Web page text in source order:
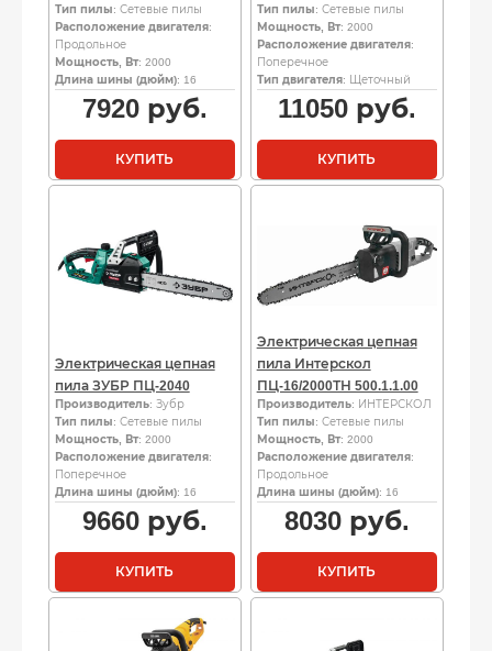
Тип пилы: Сетевые пилы
Расположение двигателя:
Продольное
Мощность, Вт: 2000
Длина шины (дюйм): 16
7920руб.
КУПИТЬ
Тип пилы: Сетевые пилы
Мощность, Вт: 2000
Расположение двигателя:
Поперечное
Тип двигателя: Щеточный
11050руб.
КУПИТЬ
Электрическая цепная
пила ЗУБР ПЦ-2040
Производитель: Зубр
Тип пилы: Сетевые пилы
Мощность, Вт: 2000
Расположение двигателя:
Поперечное
Длина шины (дюйм): 16
9660руб.
КУПИТЬ
Электрическая цепная
пила Интерскол
ПЦ-16/2000ТН 500.1.1.00
Производитель: ИНТЕРСКОЛ
Тип пилы: Сетевые пилы
Мощность, Вт: 2000
Расположение двигателя:
Продольное
Длина шины (дюйм): 16
8030руб.
КУПИТЬ